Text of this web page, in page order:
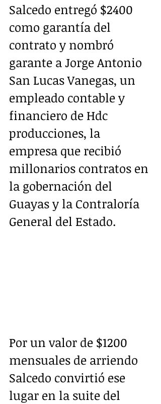
Salcedo entregó $2400
como garantía del
contrato y nombró
garante a Jorge Antonio
San Lucas Vanegas, un
empleado contable y
financiero de Hdc
producciones, la
empresa que recibió
millonarios contratos en
la gobernación del
Guayas y la Contraloría
General del Estado.
Por un valor de $1200
mensuales de arriendo
Salcedo convirtió ese
lugar en la suite del